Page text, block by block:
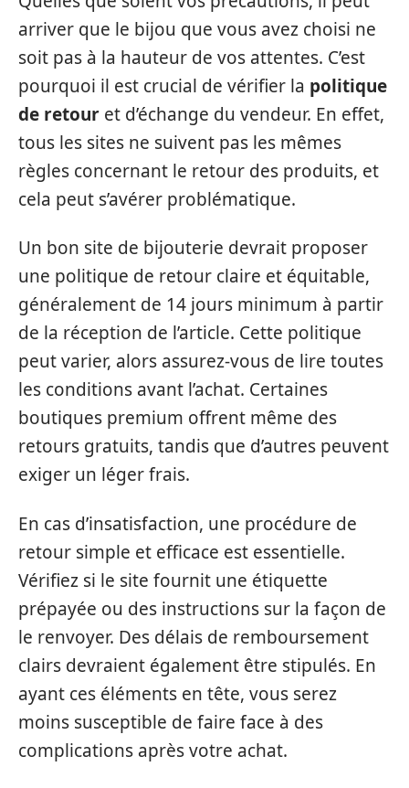
arriver que le bijou que vous avez choisi ne
soit pas à la hauteur de vos attentes. C’est
pourquoi il est crucial de vérifier la politique
de retour et d’échange du vendeur. En effet,
tous les sites ne suivent pas les mêmes
règles concernant le retour des produits, et
cela peut s’avérer problématique.
Un bon site de bijouterie devrait proposer
une politique de retour claire et équitable,
généralement de 14 jours minimum à partir
de la réception de l’article. Cette politique
peut varier, alors assurez-vous de lire toutes
les conditions avant l’achat. Certaines
boutiques premium offrent même des
retours gratuits, tandis que d’autres peuvent
exiger un léger frais.
En cas d’insatisfaction, une procédure de
retour simple et efficace est essentielle.
Vérifiez si le site fournit une étiquette
prépayée ou des instructions sur la façon de
le renvoyer. Des délais de remboursement
clairs devraient également être stipulés. En
ayant ces éléments en tête, vous serez
moins susceptible de faire face à des
complications après votre achat.